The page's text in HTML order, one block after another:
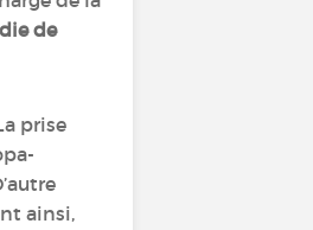
de
prise
ainsi,